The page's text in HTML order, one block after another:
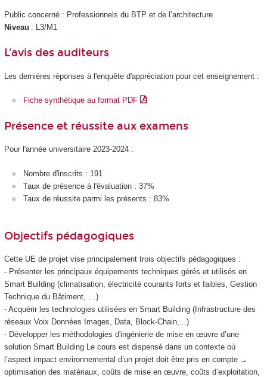
Public concerné : Professionnels du BTP et de l’architecture
Niveau : L3/M1
L'avis des auditeurs
Les dernières réponses à l'enquête d'appréciation pour cet enseignement :
Fiche synthétique au format PDF
Présence et réussite aux examens
Pour l'année universitaire 2023-2024 :
Nombre d'inscrits : 191
Taux de présence à l'évaluation : 37%
Taux de réussite parmi les présents : 83%
Objectifs pédagogiques
Cette UE de projet vise principalement trois objectifs pédagogiques :
- Présenter les principaux équipements techniques gérés et utilisés en
Smart Building (climatisation, électricité courants forts et faibles, Gestion
Technique du Bâtiment, …)
- Acquérir les technologies utilisées en Smart Building (Infrastructure des
réseaux Voix Données Images, Data, Block-Chain,...)
- Développer les méthodologies d'ingénierie de mise en œuvre d’une
solution Smart Building Le cours est dispensé dans un contexte où
l’aspect impact environnemental d’un projet doit être pris en compte →
optimisation des matériaux, coûts de mise en œuvre, coûts d’exploitation,